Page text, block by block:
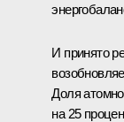
И принято
Доля
на 25